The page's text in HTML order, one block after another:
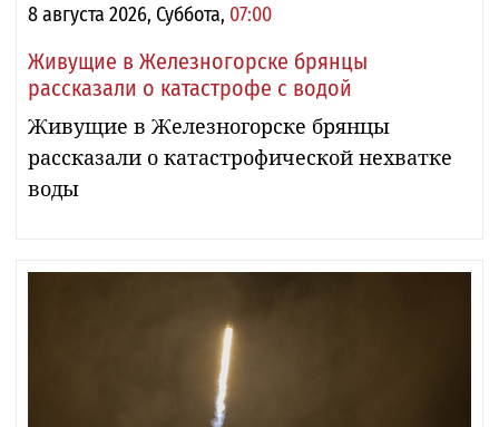
8 августа 2026, Суббота, 07:00
Живущие в Железногорске брянцы
рассказали о катастрофе с водой
Живущие в Железногорске брянцы
рассказали о катастрофической нехватке
воды